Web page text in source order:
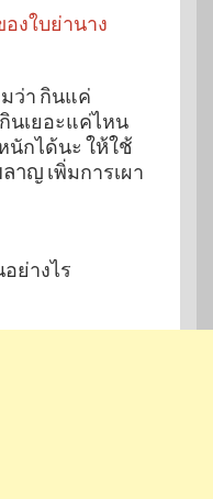
งใบย่านาง
ว่า กินแค่
นเยอะแค่ไหน
นักได้นะ ให้ใช้
ลาญ เพิ่มการเผา
ย่างไร